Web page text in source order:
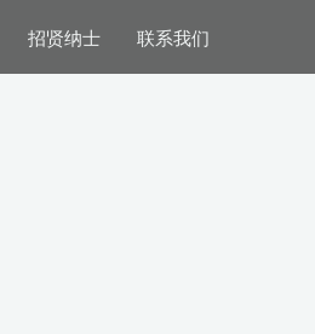
招贤纳士 联系我们